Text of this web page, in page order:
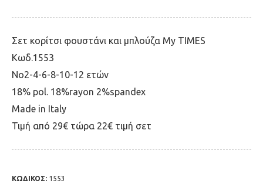
Σετ κορίτσι φουστάνι και μπλούζα My TIMES
Κωδ.1553
Νο2-4-6-8-10-12 ετών
18% pol. 18%rayon 2%spandex
Made in Italy
Τιμή από 29€ τώρα 22€ τιμή σετ
ΚΩΔΙΚΟΣ: 1553